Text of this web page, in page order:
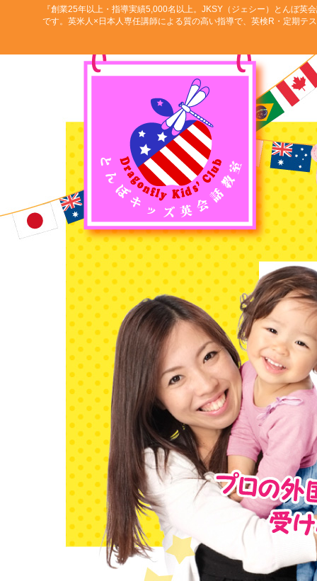
『創業25年以上・指導実績5,000名以上。JKSY（ジェシー）とんぼ
です。英米人×日本人専任講師による質の高い指導で、英検R・定期